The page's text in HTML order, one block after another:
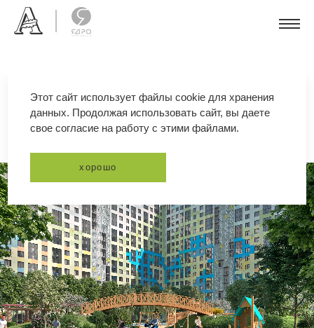
жк «светлый мир «жизнь»
Этот сайт использует файлы cookie для хранения
данных. Продолжая использовать сайт, вы даете
свое согласие на работу с этими файлами.
хорошо